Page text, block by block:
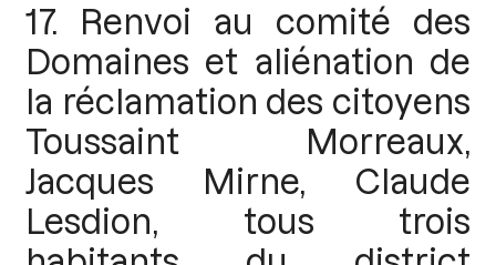
17. Renvoi au comité des
Domaines et aliénation de
la réclamation des citoyens
Toussaint Morreaux,
Jacques Mirne, Claude
Lesdion, tous trois